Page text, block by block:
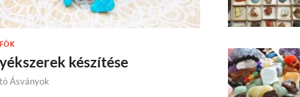
készítése
Ásványok